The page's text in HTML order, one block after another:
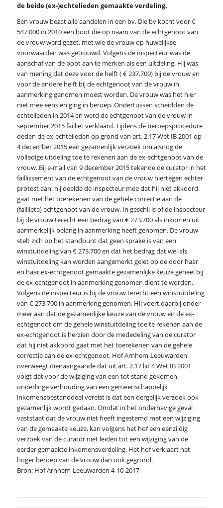
de beide (ex-)echtelieden gemaakte verdeling.
Een vrouw bezat alle aandelen in een bv. Die bv kocht voor €
547.000 in 2010 een boot die op naam van de echtgenoot van
de vrouw werd gezet, met wie de vrouw op huwelijkse
voorwaarden was getrouwd. Volgens de inspecteur was de
aanschaf van de boot aan te merken als een uitdeling. Hij was
van mening dat deze voor de helft ( € 237.700) bij de vrouw en
voor de andere helft bij de echtgenoot van de vrouw in
aanmerking genomen moest worden. De vrouw was het hier
niet mee eens en ging in beroep. Ondertussen scheidden de
echtelieden in 2014 en werd de echtgenoot van de vrouw in
september 2015 failliet verklaard. Tijdens de beroepsprocedure
deden de ex-echtelieden op grond van art. 2.17 Wet IB 2001 op
4 december 2015 een gezamenlijk verzoek om alsnog de
volledige uitdeling toe te rekenen aan de ex-echtgenoot van de
vrouw. Bij e-mail van 9 december 2015 tekende de curator in het
faillissement van de echtgenoot van de vrouw hiertegen echter
protest aan; hij deelde de inspecteur mee dat hij niet akkoord
gaat met het toerekenen van de gehele correctie aan de
(failliete) echtgenoot van de vrouw. In geschil is of de inspecteur
bij de vrouw terecht een bedrag van € 273.700 als inkomen uit
aanmerkelijk belang in aanmerking heeft genomen. De vrouw
stelt zich op het standpunt dat geen sprake is van een
winstuitdeling van € 273.700 en dat het bedrag dat wel als
winstuitdeling kan worden aangemerkt gelet op de door haar
en haar ex-echtgenoot gemaakte gezamenlijke keuze geheel bij
de ex-echtgenoot in aanmerking genomen dient te worden.
Volgens de inspecteur is bij de vrouw terecht een winstuitdeling
van € 273.700 in aanmerking genomen. Hij voert daarbij onder
meer aan dat de gezamenlijke keuze van de vrouw en de ex-
echtgenoot om de gehele winstuitdeling toe te rekenen aan de
ex-echtgenoot is herzien door de mededeling van de curator
dat hij niet akkoord gaat met het toerekenen van de gehele
correctie aan de ex-echtgenoot. Hof Arnhem-Leeuwarden
overweegt dienaangaande dat uit art. 2.17 lid 4 Wet IB 2001
volgt dat voor de wijziging van een tot stand gekomen
onderlinge verhouding van een gemeenschappelijk
inkomensbestanddeel vereist is dat een dergelijk verzoek ook
gezamenlijk wordt gedaan. Omdat in het onderhavige geval
vaststaat dat de vrouw niet heeft ingestemd met een wijziging
van de gemaakte keuze, kan volgens het hof een eenzijdig
verzoek van de curator niet leiden tot een wijziging van de
eerder gemaakte inkomensverdeling. Het hof verklaart het
hoger beroep van de vrouw dan ook gegrond.
Bron: Hof Arnhem-Leeuwarden 4-10-2017